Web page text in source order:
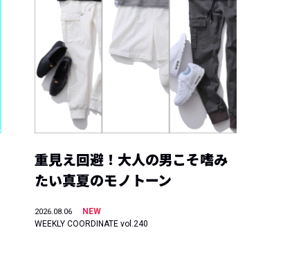
重見え回避！大人の男こそ嗜み
たい真夏のモノトーン
2026.08.06
NEW
WEEKLY COORDINATE vol.240